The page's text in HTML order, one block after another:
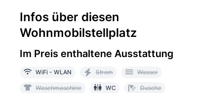
Infos über diesen
Wohnmobilstellplatz
Im Preis enthaltene Ausstattung
WiFi - WLAN Strom Wasser
Waschmaschine WC Dusche